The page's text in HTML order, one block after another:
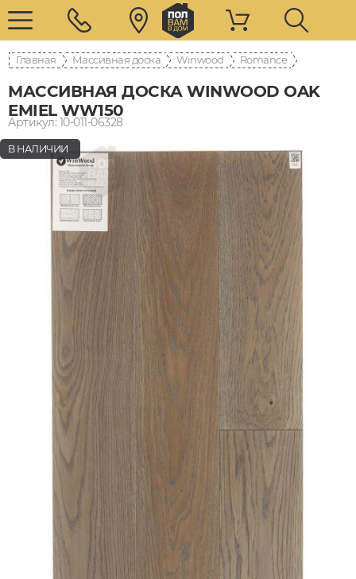
Главная Массивная доска Winwood Romance
МАССИВНАЯ ДОСКА WINWOOD OAK
EMIEL WW150
Артикул: 10-011-06328
В НАЛИЧИИ